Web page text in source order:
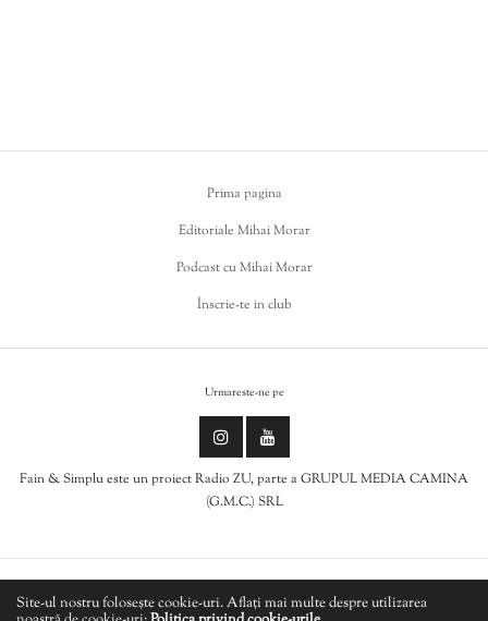
Prima pagina
Editoriale Mihai Morar
Podcast cu Mihai Morar
Înscrie-te in club
Urmareste-ne pe
Fain & Simplu este un proiect Radio ZU, parte a GRUPUL MEDIA CAMINA
(G.M.C.) SRL
Politica de cookies
Site-ul nostru folosește cookie-uri. Aflați mai multe despre utilizarea